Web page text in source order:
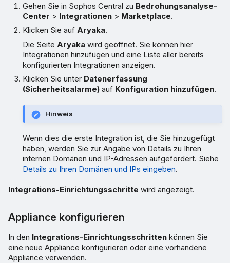
Gehen Sie in Sophos Central zu Bedrohungsanalyse-
Center > Integrationen > Marketplace.
Klicken Sie aufAryaka.
Die SeiteAryaka wird geöffnet. Sie können hier
Integrationen hinzufügen und eine Liste aller bereits
konfigurierten Integrationen anzeigen.
Klicken Sie unter Datenerfassung
(Sicherheitsalarme) auf Konfiguration hinzufügen.
Hinweis
Wenn dies die erste Integration ist, die Sie hinzugefügt
haben, werden Sie zur Angabe von Details zu Ihren
internen Domänen und IP-Adressen aufgefordert. Siehe
Details zu Ihren Domänen und IPs eingeben.
Integrations-Einrichtungsschritte wird angezeigt.
Appliance konfigurieren
In den Integrations-Einrichtungsschritten können Sie
eine neue Appliance konfigurieren oder eine vorhandene
Appliance verwenden.